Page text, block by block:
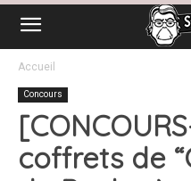
Accueil
Concours
coffrets de